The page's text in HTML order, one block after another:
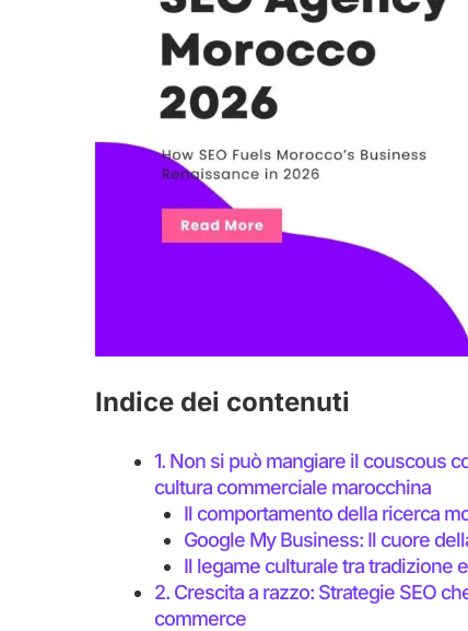
Indice dei contenuti
1. Non si può mangiare il couscous
cultura commerciale marocchina
Il comportamento della ricerca
Google My Business: Il cuore
Il legame culturale tra tradizione
2. Crescita a razzo: Strategie SEO
commerce